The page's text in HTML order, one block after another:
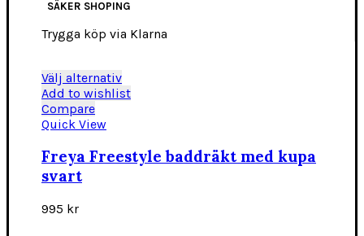
SÄKER SHOPING
Trygga köp via Klarna
Välj alternativDen
här
varianter.
Add to wishlist
Compare
Quick View
Freya Freestyle baddräkt med kupa
svart
995 kr